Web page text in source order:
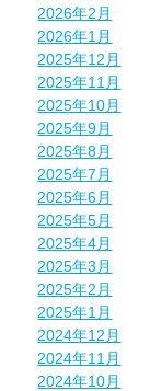
2026年2月
2026年1月
2025年12月
2025年11月
2025年10月
2025年9月
2025年8月
2025年7月
2025年6月
2025年5月
2025年4月
2025年3月
2025年2月
2025年1月
2024年12月
2024年11月
2024年10月